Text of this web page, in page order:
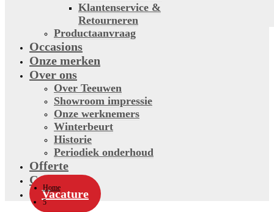
Klantenservice &
Retourneren
Productaanvraag
Occasions
Onze merken
Over ons
Over Teeuwen
Showroom impressie
Onze werknemers
Winterbeurt
Historie
Periodiek onderhoud
Offerte
Contact
Vacature
Home
5